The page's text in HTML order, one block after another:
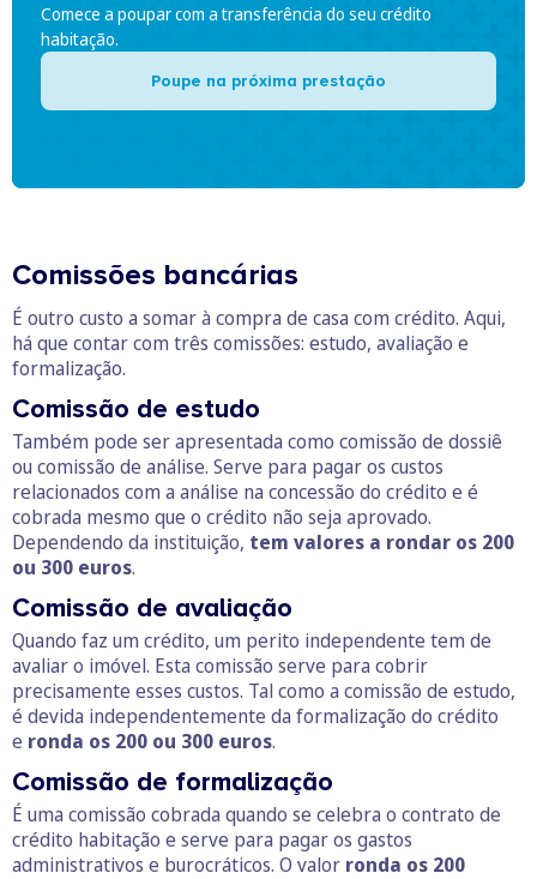
Comece a poupar com a transferência do seu crédito
habitação.
Poupe na próxima prestação
Comissões bancárias
É outro custo a somar à compra de casa com crédito. Aqui,
há que contar com três comissões: estudo, avaliação e
formalização.
Comissão de estudo
Também pode ser apresentada como comissão de dossiê
ou comissão de análise. Serve para pagar os custos
relacionados com a análise na concessão do crédito e é
cobrada mesmo que o crédito não seja aprovado.
Dependendo da instituição, tem valores a rondar os 200
ou 300 euros.
Comissão de avaliação
Quando faz um crédito, um perito independente tem de
avaliar o imóvel. Esta comissão serve para cobrir
precisamente esses custos. Tal como a comissão de estudo,
é devida independentemente da formalização do crédito
e ronda os 200 ou 300 euros.
Comissão de formalização
É uma comissão cobrada quando se celebra o contrato de
crédito habitação e serve para pagar os gastos
administrativos e burocráticos. O valor ronda os 200